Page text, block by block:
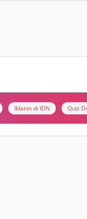
Iklanin di IDN Quiz